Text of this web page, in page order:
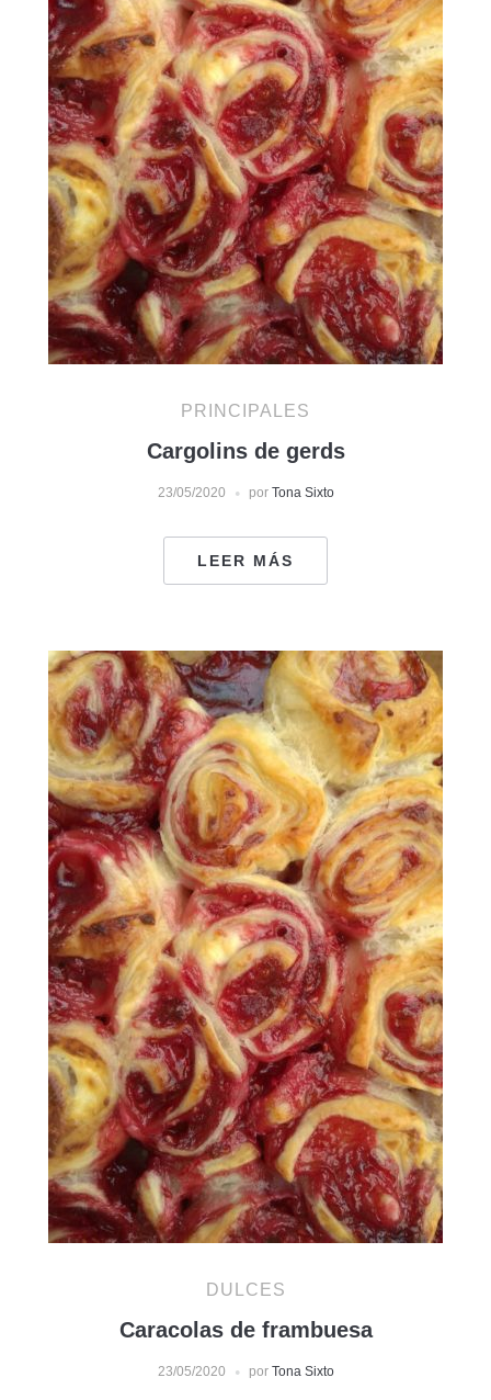
PRINCIPALES
Cargolins de gerds
23/05/2020 por Tona Sixto
LEER MÁS
DULCES
Caracolas de frambuesa
23/05/2020 por Tona Sixto